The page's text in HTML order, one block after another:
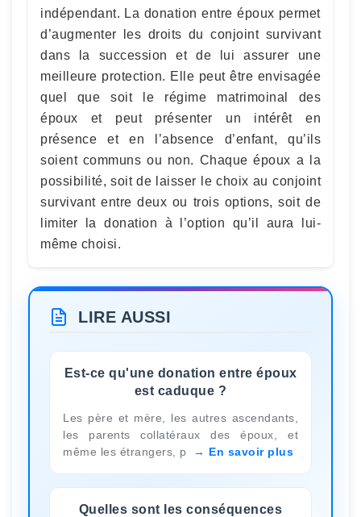
indépendant. La donation entre époux permet
d’augmenter les droits du conjoint survivant
dans la succession et de lui assurer une
meilleure protection. Elle peut être envisagée
quel que soit le régime matrimoinal des
époux et peut présenter un intérêt en
présence et en l’absence d’enfant, qu’ils
soient communs ou non. Chaque époux a la
possibilité, soit de laisser le choix au conjoint
survivant entre deux ou trois options, soit de
limiter la donation à l’option qu’il aura lui-
même choisi.
LIRE AUSSI
Est-ce qu'une donation entre époux
est caduque ?
Les père et mère, les autres ascendants,
les parents collatéraux des époux, et
même les étrangers, p
En savoir plus
Quelles sont les conséquences